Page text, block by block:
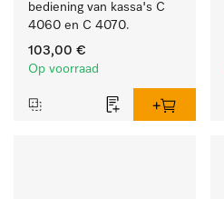
bediening van kassa's C
4060 en C 4070.
103,00 €
Op voorraad